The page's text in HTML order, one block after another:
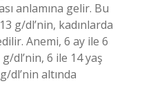
anlamına gelir. Bu
g/dl’nin, kadınlarda
Anemi, 6 ay ile 6
dl’nin, 6 ile 14 yaş
dl’nin altında